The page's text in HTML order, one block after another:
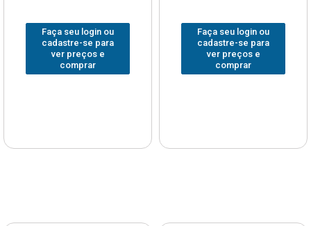
Faça seu login ou
cadastre-se para
ver preços e
comprar
Faça seu login ou
cadastre-se para
ver preços e
comprar